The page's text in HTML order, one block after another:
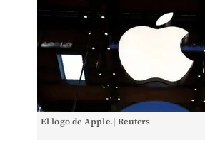
El logo de Apple.| Reuters